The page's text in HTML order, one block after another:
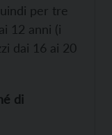
per tre
12 anni (i
dai 16 ai 20
di